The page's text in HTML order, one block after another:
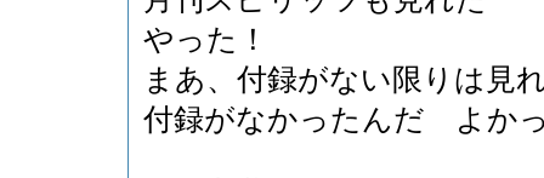
やった！
まあ、付録がない限りは見
付録がなかったんだ よか